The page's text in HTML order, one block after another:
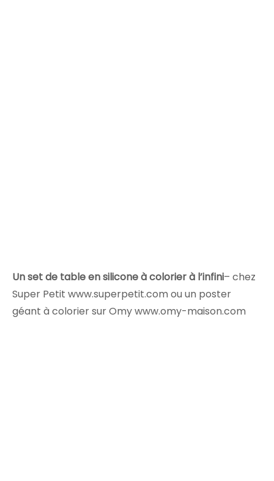
Un set de table en silicone à colorier à l’infini– chez
Super Petit www.superpetit.com ou un poster
géant à colorier sur Omy www.omy-maison.com